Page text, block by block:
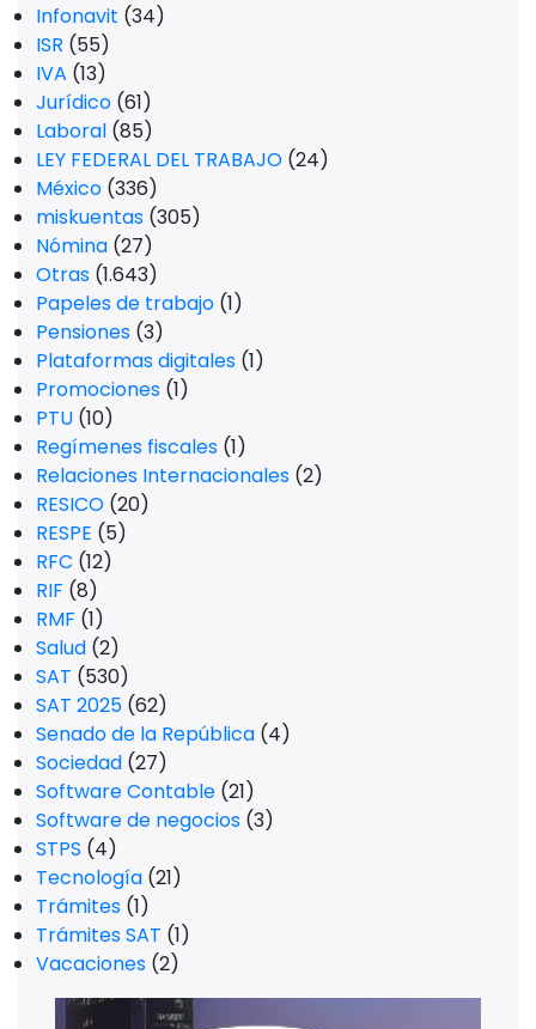
Infonavit (34)
ISR (55)
IVA (13)
Jurídico (61)
Laboral (85)
LEY FEDERAL DEL TRABAJO (24)
México (336)
miskuentas (305)
Nómina (27)
Otras (1.643)
Papeles de trabajo (1)
Pensiones (3)
Plataformas digitales (1)
Promociones (1)
PTU (10)
Regímenes fiscales (1)
Relaciones Internacionales (2)
RESICO (20)
RESPE (5)
RFC (12)
RIF (8)
RMF (1)
Salud (2)
SAT (530)
SAT 2025 (62)
Senado de la República (4)
Sociedad (27)
Software Contable (21)
Software de negocios (3)
STPS (4)
Tecnología (21)
Trámites (1)
Trámites SAT (1)
Vacaciones (2)